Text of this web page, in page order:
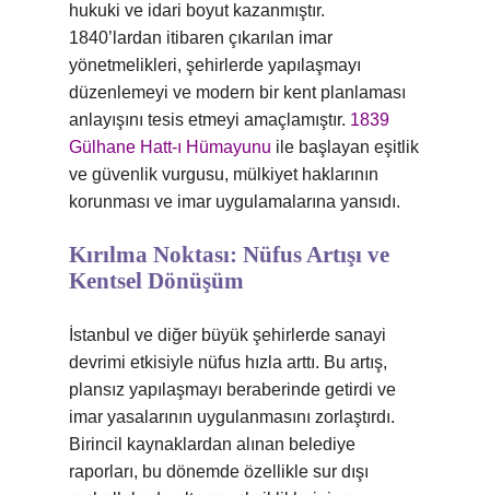
hukuki ve idari boyut kazanmıştır.
1840’lardan itibaren çıkarılan imar
yönetmelikleri, şehirlerde yapılaşmayı
düzenlemeyi ve modern bir kent planlaması
anlayışını tesis etmeyi amaçlamıştır. 1839
Gülhane Hatt-ı Hümayunu ile başlayan eşitlik
ve güvenlik vurgusu, mülkiyet haklarının
korunması ve imar uygulamalarına yansıdı.
Kırılma Noktası: Nüfus Artışı ve
Kentsel Dönüşüm
İstanbul ve diğer büyük şehirlerde sanayi
devrimi etkisiyle nüfus hızla arttı. Bu artış,
plansız yapılaşmayı beraberinde getirdi ve
imar yasalarının uygulanmasını zorlaştırdı.
Birincil kaynaklardan alınan belediye
raporları, bu dönemde özellikle sur dışı